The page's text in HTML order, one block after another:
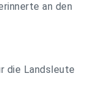
an den
die Landsleute